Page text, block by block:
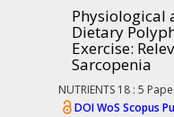
Physiological
Dietary
Exercise:
Sarcopenia
NUTRIENTS 18 : 5
DOIWoS Scopus